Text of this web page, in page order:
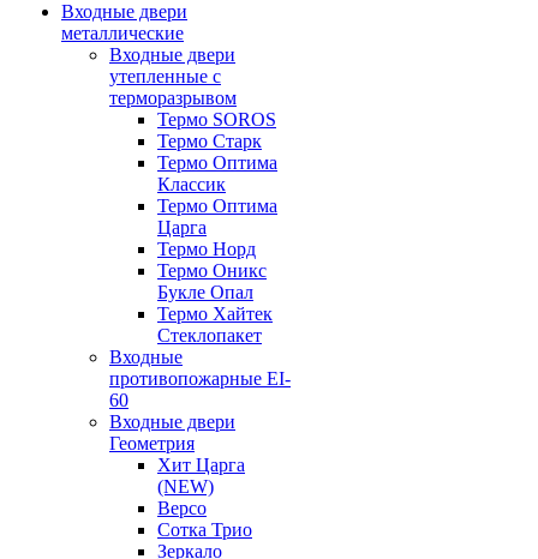
Входные двери
металлические
Входные двери
утепленные с
терморазрывом
Термо SOROS
Термо Старк
Термо Оптима
Классик
Термо Оптима
Царга
Термо Норд
Термо Оникс
Букле Опал
Термо Хайтек
Стеклопакет
Входные
противопожарные EI-
60
Входные двери
Геометрия
Хит Царга
(NEW)
Версо
Сотка Трио
Зеркало